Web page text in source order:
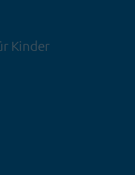
Kinder